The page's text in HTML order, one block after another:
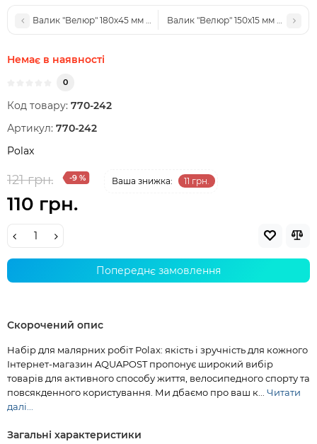
Валик "Велюр" 180х45 мм з ручкою, ванночка та пензлик
Валик "Велюр" 150х15 мм з
Немає в наявності
0
Код товару: 770-242
Артикул: 770-242
Polax
121 грн. -9 % Ваша знижка: 11 грн.
110 грн.
Попереднє замовлення
Скорочений опис
Набір для малярних робіт Polax: якість і зручність для кожного
Інтернет-магазин AQUAPOST пропонує широкий вибір
товарів для активного способу життя, велосипедного спорту та
повсякденного користування. Ми дбаємо про ваш к... Читати
далі...
Загальні характеристики